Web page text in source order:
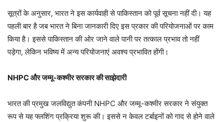
सूत्रों के अनुसार, भारत ने इस कार्यवाही से पाकिस्तान को पूर्व सूचना नहीं दी। यह
पहली बार है जब भारत ने बिना जानकारी दिए इस प्रकार की परियोजनाओं पर काम
किया है। इससे पाकिस्तान की ओर जाने वाले पानी पर तत्काल प्रभाव तो नहीं
पड़ेगा, लेकिन भविष्य में अन्य परियोजनाएं अवश्य प्रभावित होंगी।
NHPC और जम्मू-कश्मीर सरकार की साझेदारी
भारत की प्रमुख जलविद्युत कंपनी NHPC और जम्मू-कश्मीर सरकार ने संयुक्त
रूप से यह फ्लशिंग प्रक्रिया शुरू की। इससे न केवल टर्बाइनों को गाद से होने वाले